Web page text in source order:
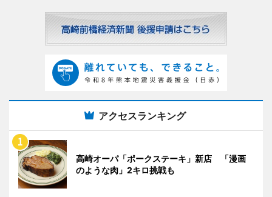
アクセスランキング
高崎オーパ「ポークステーキ」新店 「漫画
のような肉」2キロ挑戦も